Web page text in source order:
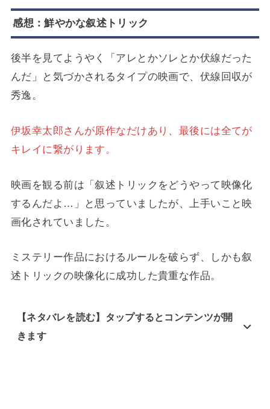
感想：鮮やかな叙述トリック
後半を見てようやく「アレとかソレとか伏線だった
んだ」と気づかされるタイプの映画で、伏線回収が
秀逸。
伊坂幸太郎さんが原作なだけあり、最後には全てが
キレイに繋がります。
映画を観る前は「叙述トリックをどうやって映像化
するんだよ…」と思っていましたが、上手いこと映
画化されていました。
ミステリー作品におけるルールを破らず、しかも叙
述トリックの映像化に成功した貴重な作品。
【ネタバレを読む】タップするとコンテンツが開
きます